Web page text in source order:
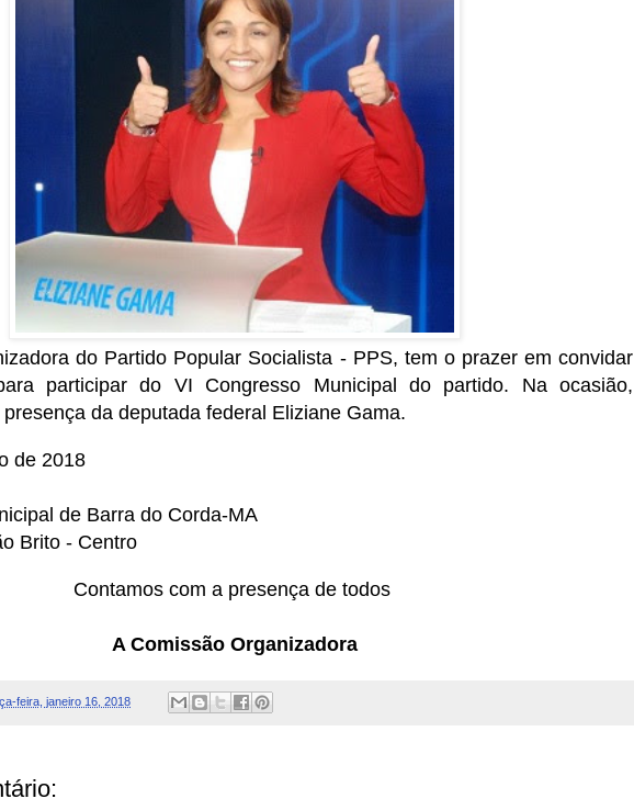
do Partido Popular Socialista - PPS, tem o prazer em convidar
participar do VI Congresso Municipal do partido. Na ocasião,
da deputada federal Eliziane Gama.
de 2018
de Barra do Corda-MA
Brito - Centro
Contamos com a presença de todos
A Comissão Organizadora
feira, janeiro 16, 2018